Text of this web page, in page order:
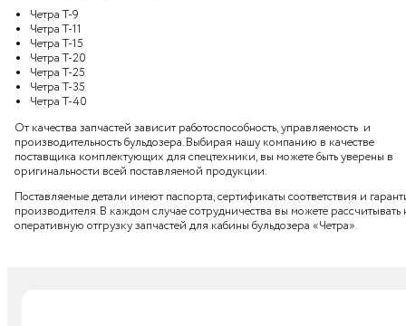
Четра Т-9
Четра Т-11
Четра Т-15
Четра Т-20
Четра Т-25
Четра Т-35
Четра Т-40
От качества запчастей зависит работоспособность, управляемость и
производительность бульдозера. Выбирая нашу компанию в качестве
поставщика комплектующих для спецтехники, вы можете быть уверены в
оригинальности всей поставляемой продукции.
Поставляемые детали имеют паспорта, сертификаты соответствия и
производителя. В каждом случае сотрудничества вы можете рассчитывать
оперативную отгрузку запчастей для кабины бульдозера «Четра».